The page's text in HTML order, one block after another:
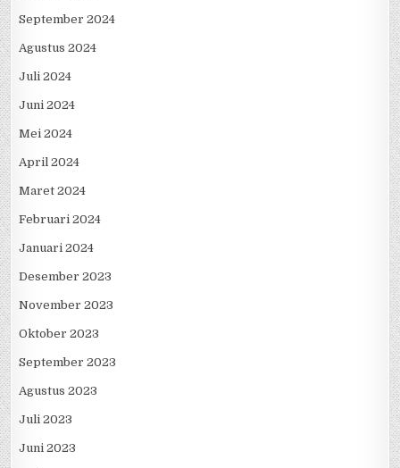
September 2024
Agustus 2024
Juli 2024
Juni 2024
Mei 2024
April 2024
Maret 2024
Februari 2024
Januari 2024
Desember 2023
November 2023
Oktober 2023
September 2023
Agustus 2023
Juli 2023
Juni 2023